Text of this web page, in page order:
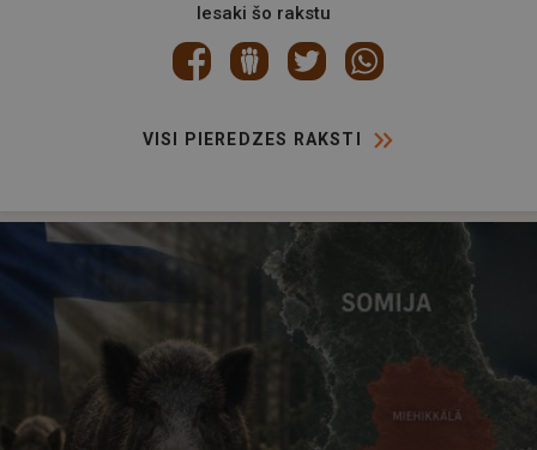
Iesaki šo rakstu
VISI PIEREDZES RAKSTI